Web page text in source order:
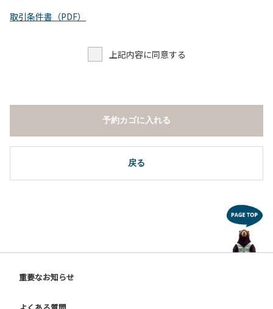
取引条件書（PDF）
上記内容に同意する
戻る
予約カゴに入れる
重要なお知らせ